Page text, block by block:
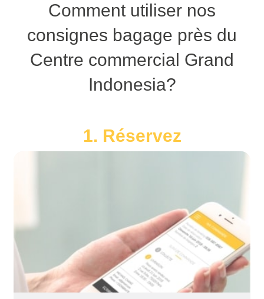
Comment utiliser nos
consignes bagage près du
Centre commercial Grand
Indonesia?
1. Réservez